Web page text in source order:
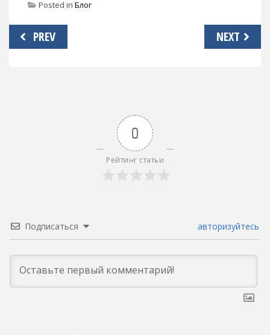
Posted in Блог
Навигация
по
PREV NEXT
0
Рейтинг статьи
Подписаться авторизуйтесь